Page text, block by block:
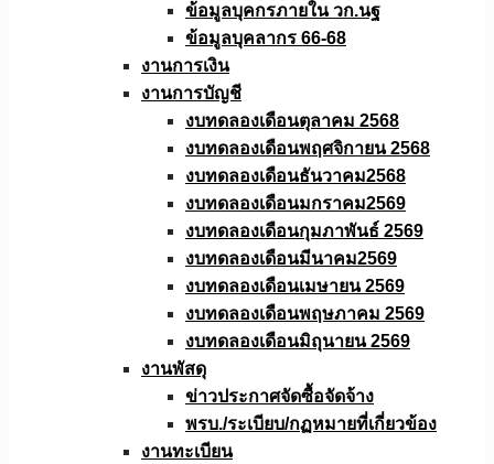
ข้อมูลบุคกรภายใน วก.นฐ
ข้อมูลบุคลากร 66-68
งานการเงิน
งานการบัญชี
งบทดลองเดือนตุลาคม 2568
งบทดลองเดือนพฤศจิกายน 2568
งบทดลองเดือนธันวาคม2568
งบทดลองเดือนมกราคม2569
งบทดลองเดือนกุมภาพันธ์ 2569
งบทดลองเดือนมีนาคม2569
งบทดลองเดือนเมษายน 2569
งบทดลองเดือนพฤษภาคม 2569
งบทดลองเดือนมิถุนายน 2569
งานพัสดุ
ข่าวประกาศจัดซื้อจัดจ้าง
พรบ./ระเบียบ/กฏหมายที่เกี่ยวข้อง
งานทะเบียน